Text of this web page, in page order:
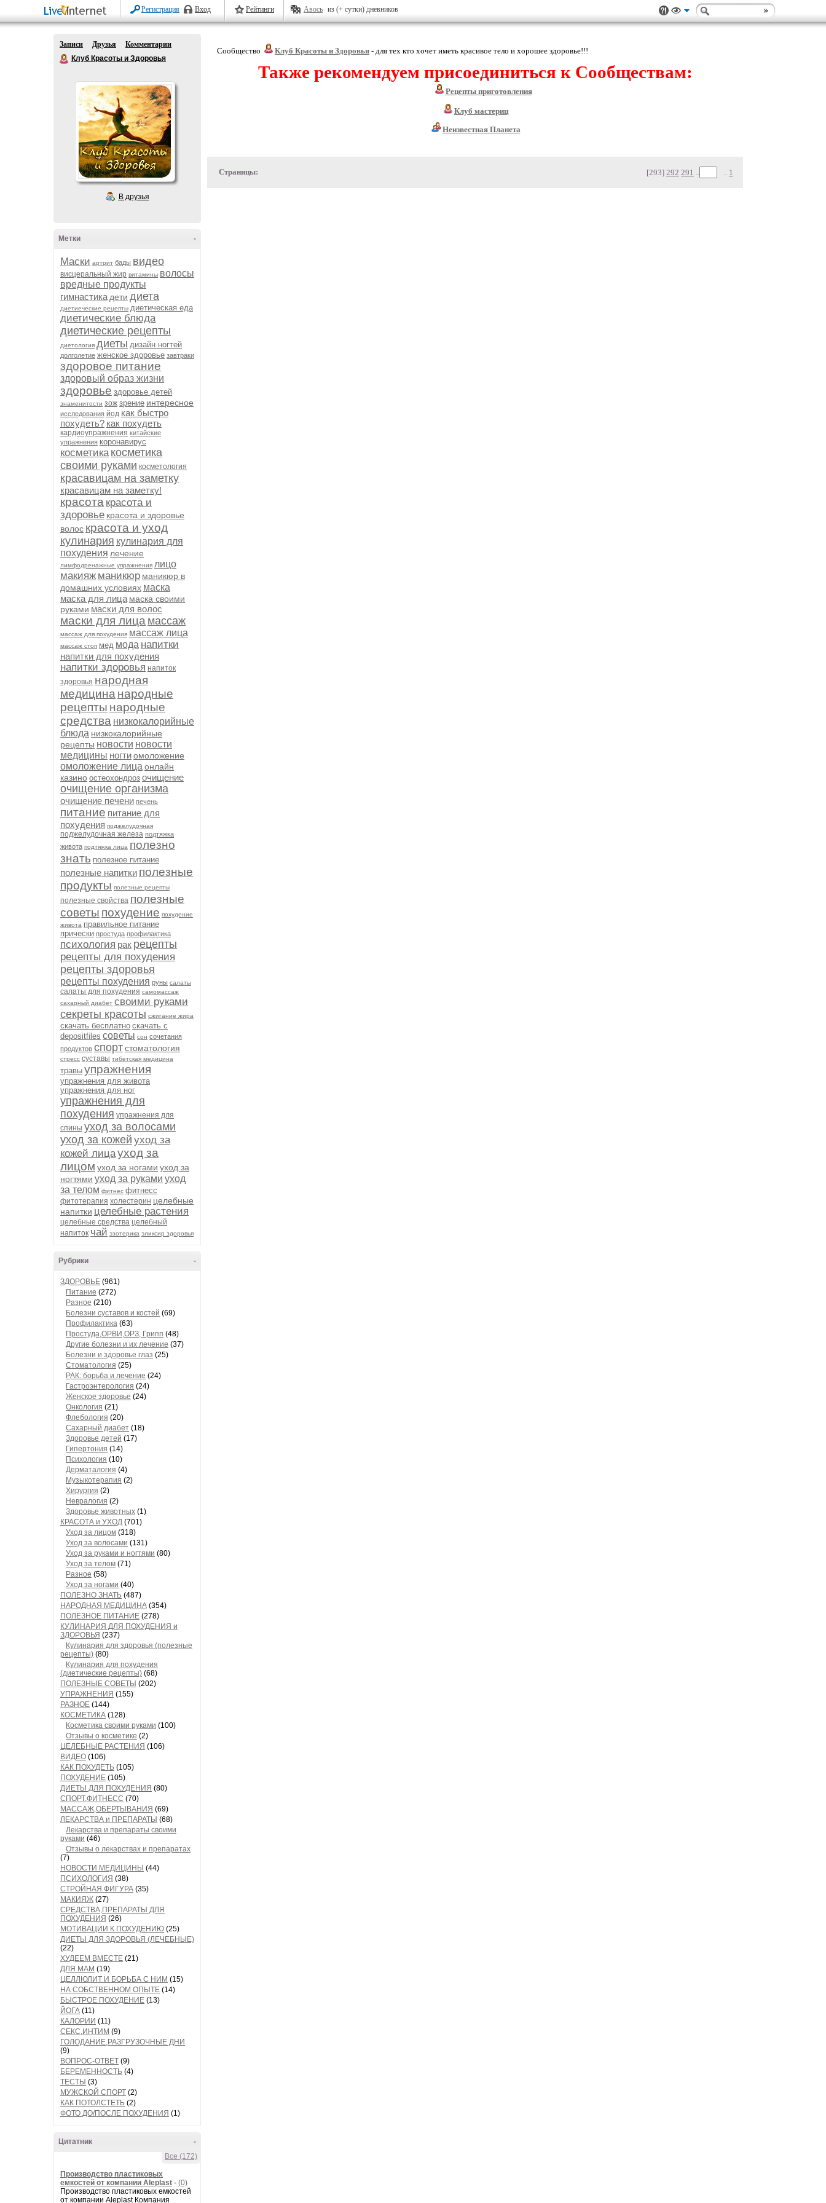
Регистрация Вход Рейтинги Авось из (+ сутки) дневников
Записи Друзья
Комментарии
Клуб Красоты и Здоровья
В друзья
-
Метки
Маски артрит бады видео
висцеральный жир витамины волосы
вредные продукты
гимнастика дети диета
диетиеческие рецепты диетическая еда
диетические блюда
диетические рецепты
диетология диеты дизайн ногтей
долголетие женское здоровье завтраки
здоровое питание
здоровый образ жизни
здоровье здоровье детей
знаменитости зож зрение интересное
исследования йод как быстро
похудеть? как похудеть
кардиоупражнения китайские
упражнения коронавирус
косметика косметика
своими руками косметология
красавицам на заметку
красавицам на заметку!
красота красота и
здоровье красота и здоровье
волос красота и уход
кулинария кулинария для
похудения лечение
лимфодренажные упражнения лицо
макияж маникюр маникюр в
домашних условиях маска
маска для лица маска своими
руками маски для волос
маски для лица массаж
массаж для похудения массаж лица
массаж стоп мед мода напитки
напитки для похудения
напитки здоровья напиток
здоровья народная
медицина народные
рецепты народные
средства низкокалорийные
блюда низкокалорийные
рецепты новости новости
медицины ногтиомоложение
омоложение лица онлайн
казино остеохондроз очищение
очищение организма
очищение печени печень
питание питание для
похудения поджелудочная
поджелудочная железа подтяжка
живота подтяжка лица полезно
знать полезное питание
полезные напитки полезные
продукты полезные рецепты
полезные свойства полезные
советы похудение похудение
живота правильное питание
прически простуда профилактика
психология рак рецепты
рецепты для похудения
рецепты здоровья
рецепты похудения руны салаты
салаты для похудения самомассаж
сахарный диабет своими руками
секреты красоты сжигание жира
скачать бесплатно скачать с
depositfiles советы сон сочетания
продуктов спортстоматология
стресс суставы тибетская медицина
травы упражнения
упражнения для живота
упражнения для ног
упражнения для
похудения упражнения для
спины уход за волосами
уход за кожей уход за
кожей лицауход за
лицом уход за ногами уход за
ногтями уход за руками уход
за телом фитнес фитнесс
фитотерапия холестерин целебные
напитки целебные растения
целебные средства целебный
напиток чай эзотерика эликсир здоровья
-
Рубрики
ЗДОРОВЬЕ (961)
Питание (272)
Разное (210)
Болезни суставов и костей (69)
Профилактика (63)
Простуда,ОРВИ,ОРЗ, Грипп (48)
Другие болезни и их лечение (37)
Болезни и здоровье глаз (25)
Стоматология (25)
РАК: борьба и лечение (24)
Гастроэнтерология (24)
Женское здоровье (24)
Онкология (21)
Флебология (20)
Сахарный диабет (18)
Здоровье детей (17)
Гипертония (14)
Психология (10)
Дерматалогия (4)
Музыкотерапия (2)
Хирургия (2)
Невралогия (2)
Здоровье животных (1)
КРАСОТА и УХОД (701)
Уход за лицом (318)
Уход за волосами (131)
Уход за руками и ногтями (80)
Уход за телом (71)
Разное (58)
Уход за ногами (40)
ПОЛЕЗНО ЗНАТЬ (487)
НАРОДНАЯ МЕДИЦИНА (354)
ПОЛЕЗНОЕ ПИТАНИЕ (278)
КУЛИНАРИЯ ДЛЯ ПОХУДЕНИЯ и
ЗДОРОВЬЯ (237)
Кулинария для здоровья (полезные
рецепты) (80)
Кулинария для похудения
(диетические рецепты) (68)
ПОЛЕЗНЫЕ СОВЕТЫ (202)
УПРАЖНЕНИЯ (155)
РАЗНОЕ (144)
КОСМЕТИКА (128)
Косметика своими руками (100)
Отзывы о косметике (2)
ЦЕЛЕБНЫЕ РАСТЕНИЯ (106)
ВИДЕО (106)
КАК ПОХУДЕТЬ (105)
ПОХУДЕНИЕ (105)
ДИЕТЫ ДЛЯ ПОХУДЕНИЯ (80)
СПОРТ,ФИТНЕСС (70)
МАССАЖ,ОБЕРТЫВАНИЯ (69)
ЛЕКАРСТВА и ПРЕПАРАТЫ (68)
Лекарства и препараты своими
руками (46)
Отзывы о лекарствах и препаратах
(7)
НОВОСТИ МЕДИЦИНЫ (44)
ПСИХОЛОГИЯ (38)
СТРОЙНАЯ ФИГУРА (35)
МАКИЯЖ (27)
СРЕДСТВА,ПРЕПАРАТЫ ДЛЯ
ПОХУДЕНИЯ (26)
МОТИВАЦИИ К ПОХУДЕНИЮ (25)
ДИЕТЫ ДЛЯ ЗДОРОВЬЯ (ЛЕЧЕБНЫЕ)
(22)
ХУДЕЕМ ВМЕСТЕ (21)
ДЛЯ МАМ (19)
ЦЕЛЛЮЛИТ И БОРЬБА С НИМ (15)
НА СОБСТВЕННОМ ОПЫТЕ (14)
БЫСТРОЕ ПОХУДЕНИЕ (13)
ЙОГА (11)
КАЛОРИИ (11)
СЕКС,ИНТИМ (9)
ГОЛОДАНИЕ,РАЗГРУЗОЧНЫЕ ДНИ
(9)
ВОПРОС-ОТВЕТ (9)
БЕРЕМЕННОСТЬ (4)
ТЕСТЫ (3)
МУЖСКОЙ СПОРТ (2)
КАК ПОТОЛСТЕТЬ (2)
ФОТО ДО/ПОСЛЕ ПОХУДЕНИЯ (1)
-
Цитатник
Все (172)
Производство пластиковых
емкостей от компании Aleplast - (0)
Производство пластиковых емкостей
от компании Aleplast Компания
Сообщество Клуб Красоты и Здоровья - для тех кто хочет иметь красивое тело и хорошее здоровье!!!
Также рекомендуем присоединиться к Сообществам:
Рецепты приготовления
Клуб мастериц
Неизвестная Планета
Страницы: [293] 292 291 .. .. 1